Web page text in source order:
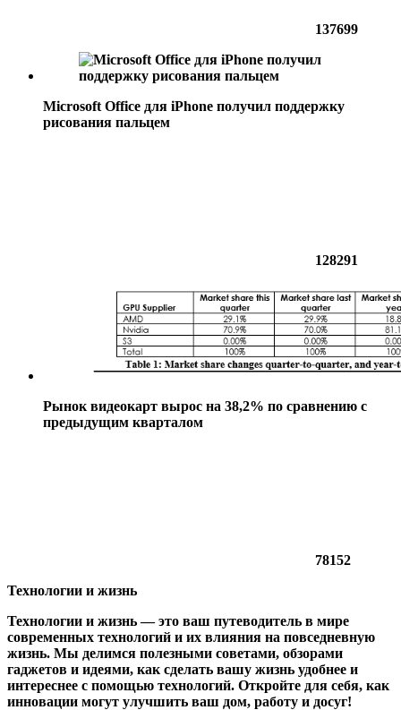
137699
Microsoft Office для iPhone получил поддержку
рисования пальцем
128291
Рынок видеокарт вырос на 38,2% по сравнению с
предыдущим кварталом
78152
Технологии и жизнь
Технологии и жизнь — это ваш путеводитель в мире
современных технологий и их влияния на повседневную
жизнь. Мы делимся полезными советами, обзорами
гаджетов и идеями, как сделать вашу жизнь удобнее и
интереснее с помощью технологий. Откройте для себя, как
инновации могут улучшить ваш дом, работу и досуг!